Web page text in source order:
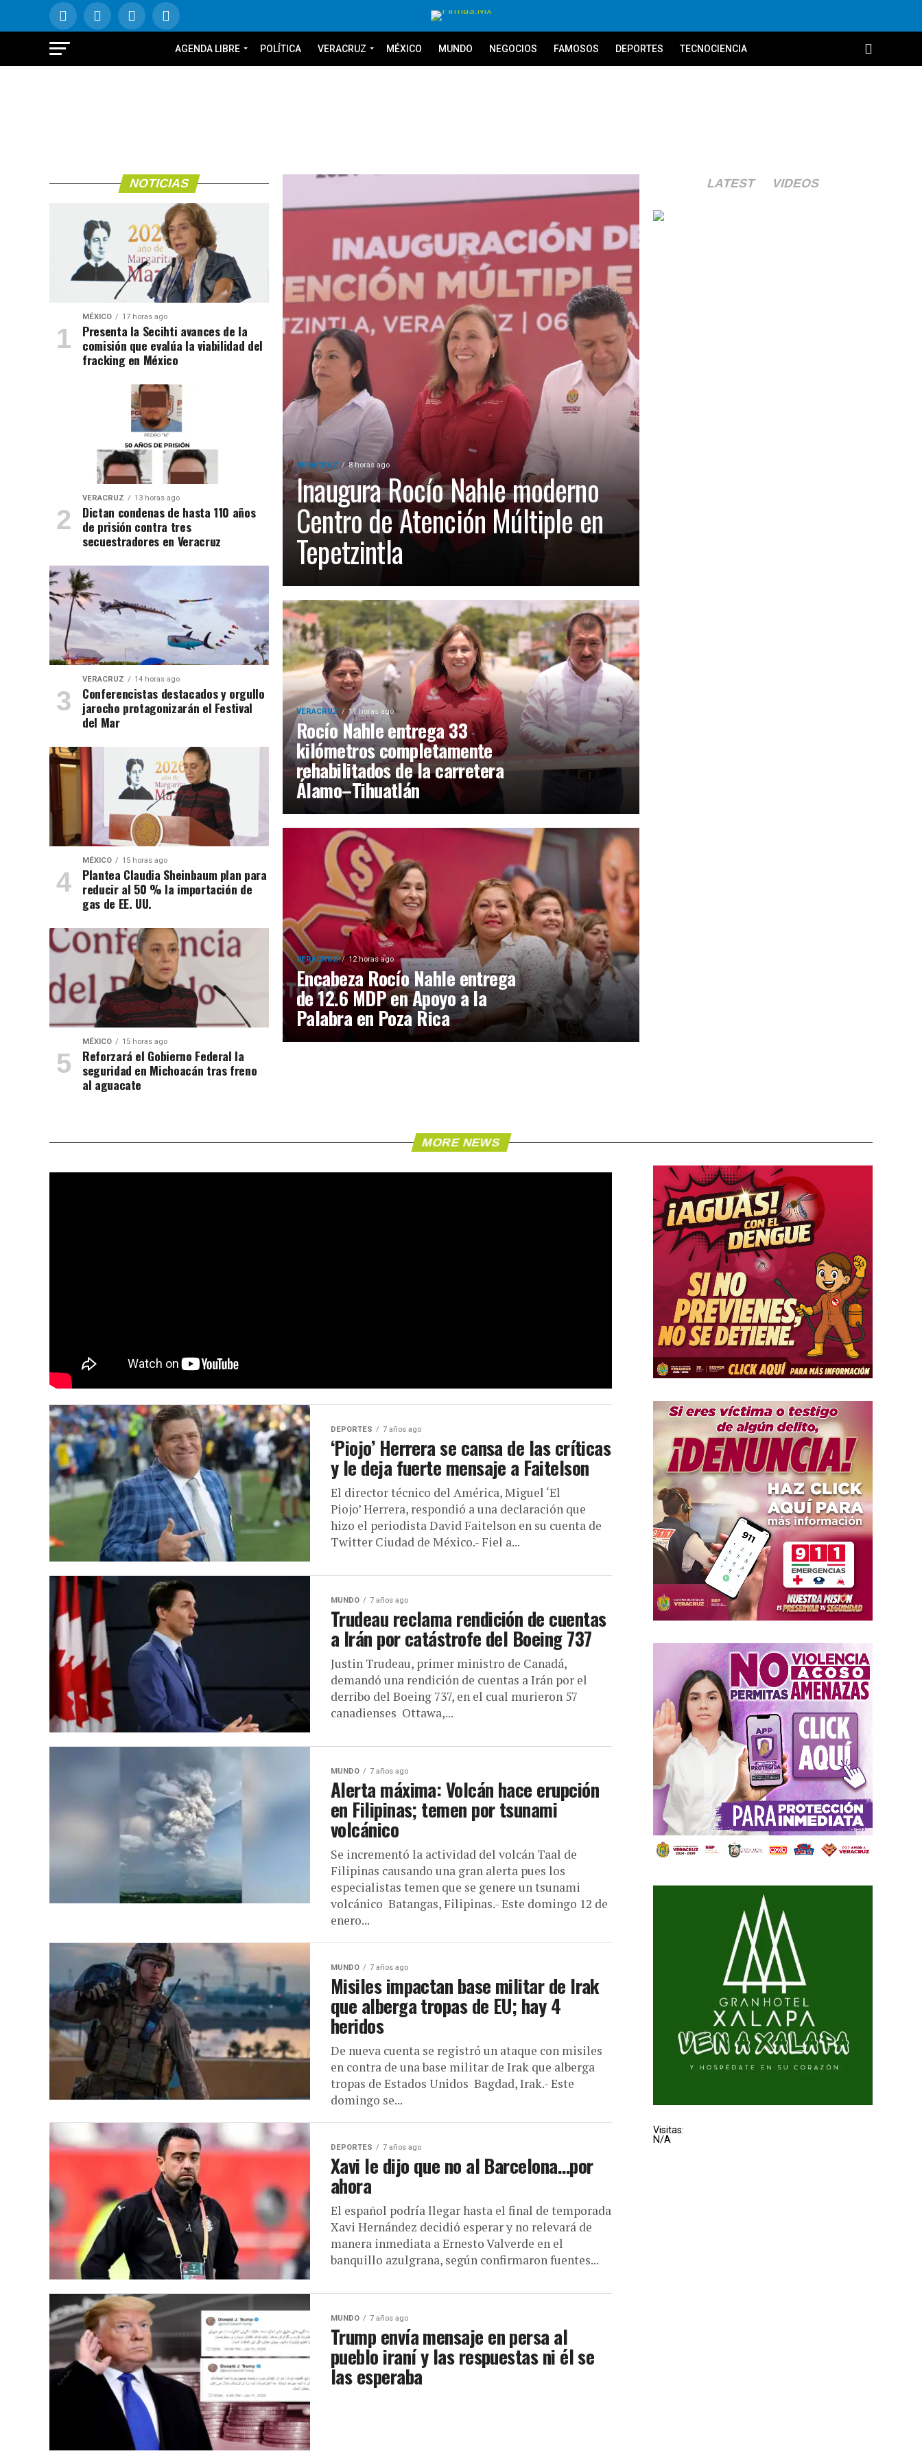
AGENDA LIBRE POLÍTICA VERACRUZ MÉXICO MUNDO NEGOCIOS FAMOSOS DEPORTES TECNOCIENCIA
VERACRUZ 8 horas ago
Inaugura Rocío Nahle moderno
Centro de Atención Múltiple en
Tepetzintla
VERACRUZ 11 horas ago
Rocío Nahle entrega 33
kilómetros completamente
rehabilitados de la carretera
Álamo–Tihuatlán
VERACRUZ 12 horas ago
Encabeza Rocío Nahle entrega
de 12.6 MDP en Apoyo a la
Palabra en Poza Rica
NOTICIAS
MÉXICO 17 horas ago
Presenta la Secihti avances de la
comisión que evalúa la viabilidad del
fracking en México
VERACRUZ 13 horas ago
Dictan condenas de hasta 110 años
de prisión contra tres
secuestradores en Veracruz
VERACRUZ 14 horas ago
Conferencistas destacados y orgullo
jarocho protagonizarán el Festival
del Mar
MÉXICO 15 horas ago
Plantea Claudia Sheinbaum plan para
reducir al 50 % la importación de
gas de EE. UU.
MÉXICO 15 horas ago
Reforzará el Gobierno Federal la
seguridad en Michoacán tras freno
al aguacate
LATEST VIDEOS
MORE NEWS
DEPORTES 7 años ago
‘Piojo’ Herrera se cansa de las críticas
y le deja fuerte mensaje a Faitelson
El director técnico del América, Miguel ‘El
Piojo’ Herrera, respondió a una declaración que
hizo el periodista David Faitelson en su cuenta de
Twitter Ciudad de México.- Fiel a...
MUNDO 7 años ago
Trudeau reclama rendición de cuentas
a Irán por catástrofe del Boeing 737
Justin Trudeau, primer ministro de Canadá,
demandó una rendición de cuentas a Irán por el
derribo del Boeing 737, en el cual murieron 57
canadienses Ottawa,...
MUNDO 7 años ago
Alerta máxima: Volcán hace erupción
en Filipinas; temen por tsunami
volcánico
Se incrementó la actividad del volcán Taal de
Filipinas causando una gran alerta pues los
especialistas temen que se genere un tsunami
volcánico Batangas, Filipinas.- Este domingo 12 de
enero...
MUNDO 7 años ago
Misiles impactan base militar de Irak
que alberga tropas de EU; hay 4
heridos
De nueva cuenta se registró un ataque con misiles
en contra de una base militar de Irak que alberga
tropas de Estados Unidos Bagdad, Irak.- Este
domingo se...
DEPORTES 7 años ago
Xavi le dijo que no al Barcelona…por
ahora
El español podría llegar hasta el final de temporada
Xavi Hernández decidió esperar y no relevará de
manera inmediata a Ernesto Valverde en el
banquillo azulgrana, según confirmaron fuentes...
MUNDO 7 años ago
Trump envía mensaje en persa al
pueblo iraní y las respuestas ni él se
las esperaba
Visitas:
N/A